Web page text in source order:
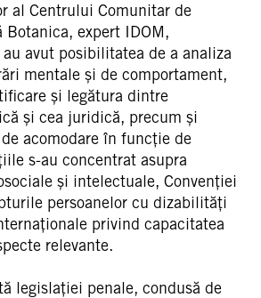
al Centrului Comunitar de
Botanica, expert IDOM,
avut posibilitatea de a analiza
mentale și de comportament,
și legătura dintre
și cea juridică, precum și
acomodare în funcție de
s-au concentrat asupra
și intelectuale, Convenției
persoanelor cu dizabilități
privind capacitatea
relevante.
legislației penale, condusă de